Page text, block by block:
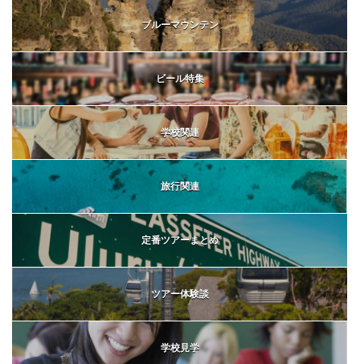
ブルーマウンテン
ビール特集
学校関連
旅行関連
定番ツアーまとめ
ツアー体験談
学校見学